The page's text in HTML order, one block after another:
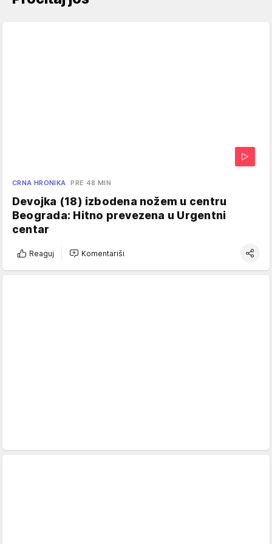
CRNA HRONIKA PRE 48 MIN
Devojka (18) izbodena nožem u centru
Beograda: Hitno prevezena u Urgentni
centar
Reaguj Komentariši